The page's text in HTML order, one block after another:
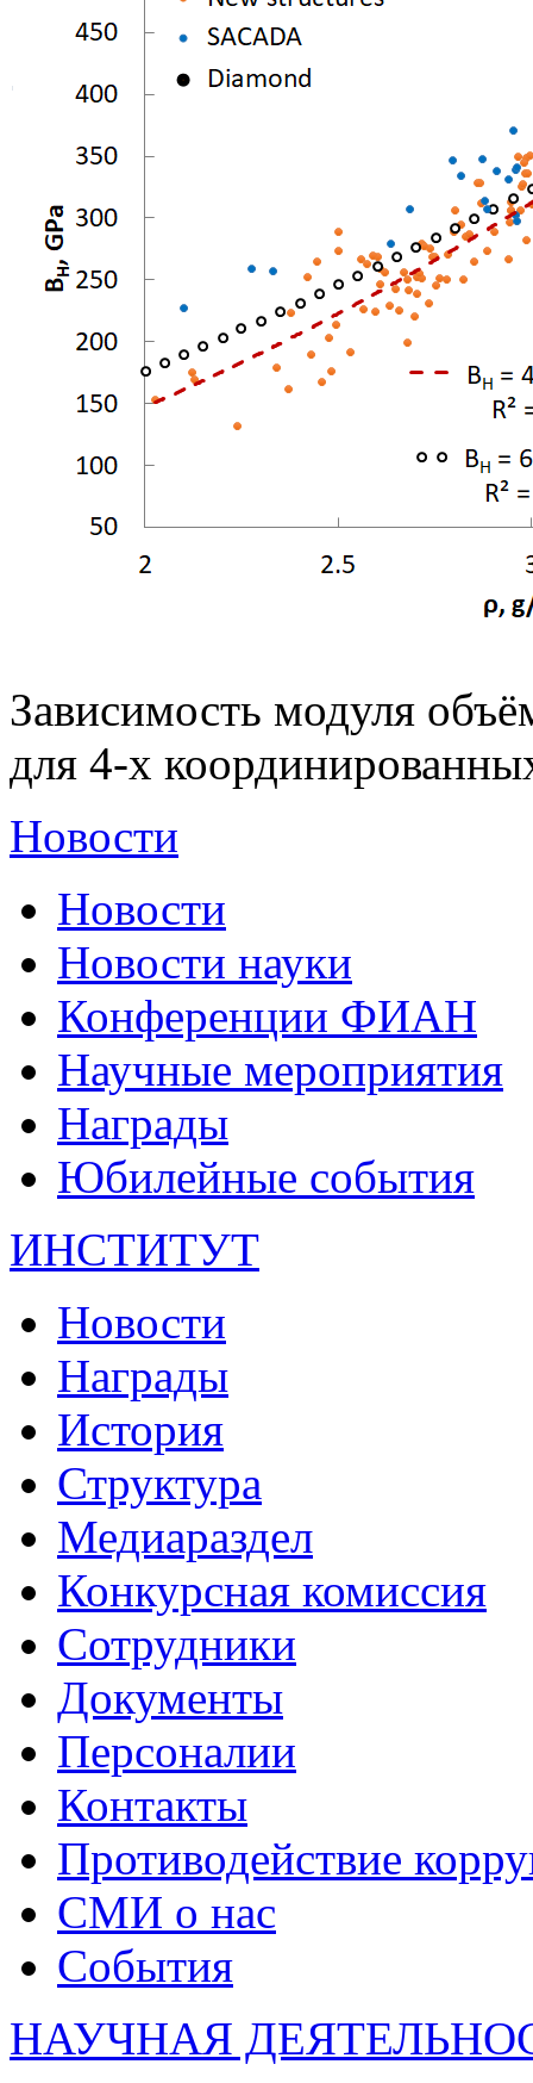
Зависимость модуля
для 4-х
Новости
Новости
Новости науки
Конференции ФИАН
Научные мероприятия
Награды
Юбилейные события
ИНСТИТУТ
Новости
Награды
История
Структура
Медиараздел
Конкурсная комиссия
Сотрудники
Документы
Персоналии
Контакты
Противодействие
СМИ о нас
События
НАУЧНАЯ